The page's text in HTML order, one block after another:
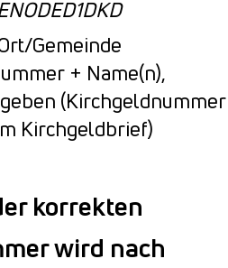
Gemeinde
+ Name(n),
(Kirchgeldnummer
Kirchgeldbrief)
korrekten
wird nach